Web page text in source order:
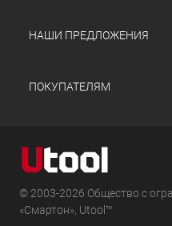
НАШИ ПРЕДЛОЖЕНИЯ
ПОКУПАТЕЛЯМ
© 2003-2026 Общество с
«Смартон», Utool™